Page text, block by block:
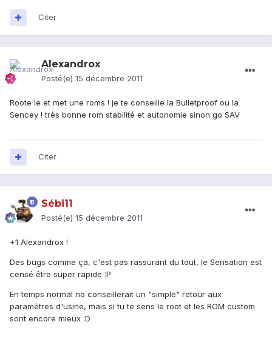
Citer
Alexandrox
Posté(e) 15 décembre 2011
Roote le et met une roms ! je te conseille la Bulletproof ou la
Sencey ! très bonne rom stabilité et autonomie sinon go SAV
Citer
Sébi11
Posté(e) 15 décembre 2011
+1 Alexandrox !
Des bugs comme ça, c'est pas rassurant du tout, le Sensation est
censé être super rapide :P
En temps normal no conseillerait un "simple" retour aux
paramètres d'usine, mais si tu te sens le root et les ROM custom
sont encore mieux :D